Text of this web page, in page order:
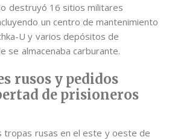
destruyó 16 sitios militares
un centro de mantenimiento
U y varios depósitos de
se almacenaba carburante.
rusos y pedidos
de prisioneros
tropas rusas en el este y oeste de